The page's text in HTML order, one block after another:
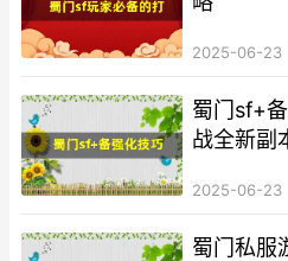
2025-06-23
蜀门sf+
战全新副
2025-06-23
蜀门私服